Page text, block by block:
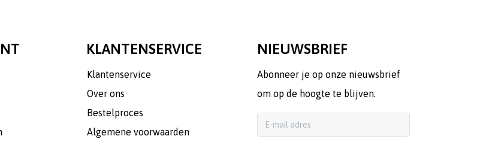
KLANTENSERVICE
Klantenservice
Over ons
Bestelproces
Algemene voorwaarden
NIEUWSBRIEF
Abonneer je op onze nieuwsbrief
om op de hoogte te blijven.